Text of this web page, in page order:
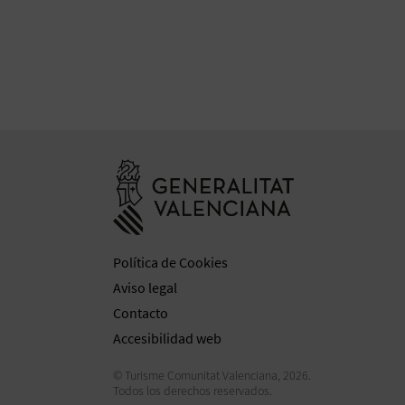
Política de Cookies
Aviso legal
Contacto
Accesibilidad web
© Turisme Comunitat Valenciana, 2026.
Todos los derechos reservados.